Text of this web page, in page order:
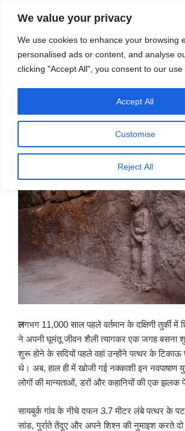
We value your privacy
We use cookies to enhance your browsing
personalised ads or content, and analyse
clicking "Accept All", you consent to our use
Customise
Reject All
Accept All
स्रोत
मेनू
प्रकाशित
मनुष्यों और जानवरों के संघर्ष
लगभग 11,000 साल पहले वर्तमान के दक्षिणी तुर्की में
ने अपनी घूमंतू जीवन शैली त्यागकर एक जगह बसना
शुरू होने के सदियों पहले वहां उन्होंने पत्थर के
थे। अब, हाल ही में खोजी गई नक्काशी इन नवपाषाण
लोगों की मान्यताओं, डरों और कहानियों की एक झलक
सायबुर्क गांव के नीचे दफन 3.7 मीटर लंबे पत्थर के
सांड, गुर्राते तेंदुए और अपने शिश्न की नुमाइश करते